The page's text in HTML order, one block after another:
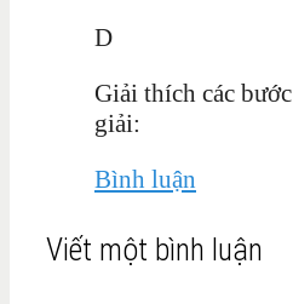
D
Giải thích các bước
giải:
Bình luận
Viết một bình luận